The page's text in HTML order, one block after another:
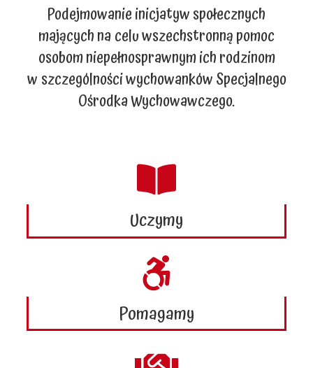
Podejmowanie inicjatyw społecznych
mających na celu wszechstronną pomoc
osobom niepełnosprawnym ich rodzinom
w szczególności wychowanków Specjalnego
Ośrodka Wychowawczego.
Uczymy
Pomagamy